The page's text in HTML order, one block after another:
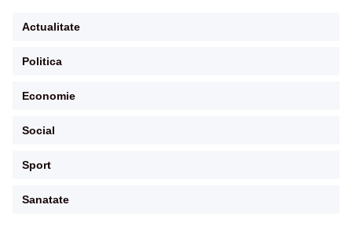
Actualitate
Politica
Economie
Social
Sport
Sanatate